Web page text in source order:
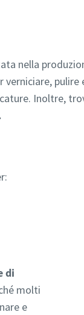
nella
pulire
Inoltre,
di
molti
e